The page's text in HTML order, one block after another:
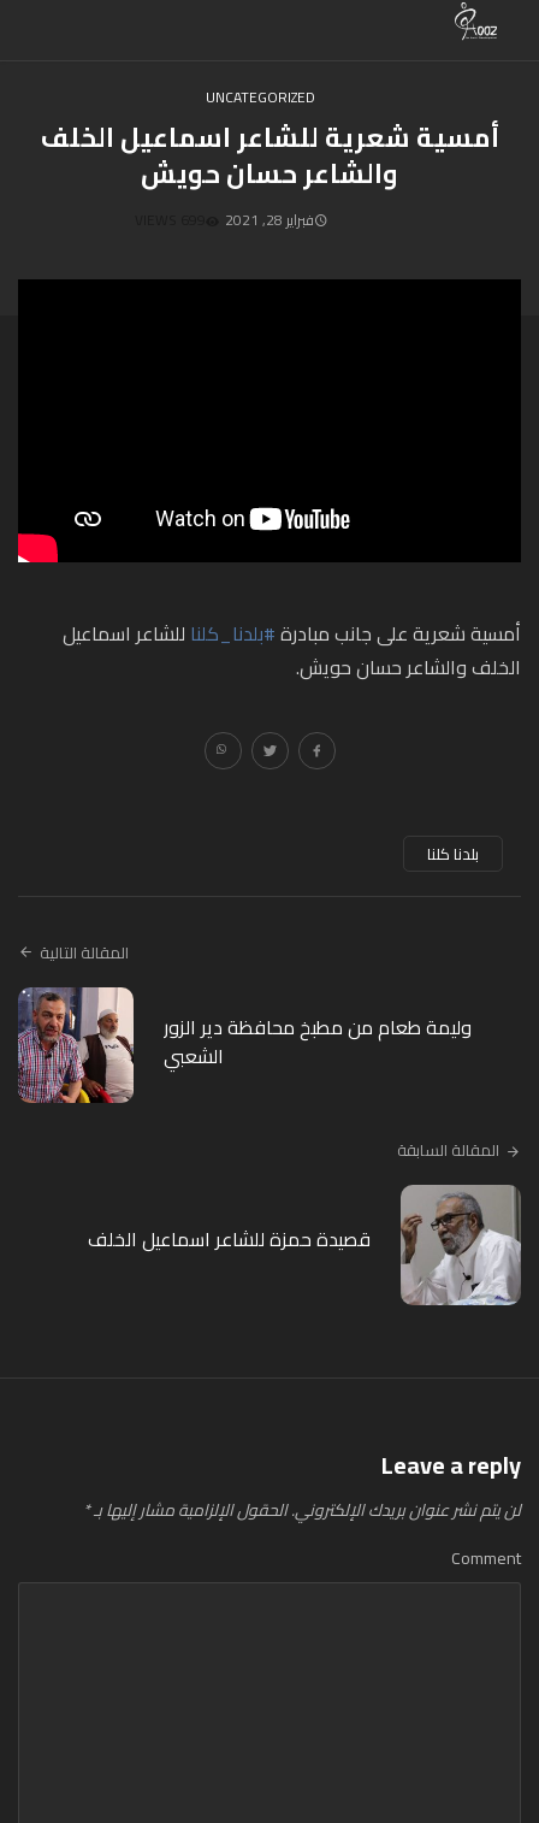
UNCATEGORIZED
أمسية شعرية للشاعر اسماعيل الخلف
والشاعر حسان حويش
فبراير 28, 2021
أمسية شعرية على جانب مبادرة#بلدنا_كلنا للشاعر اسماعيل
الخلف والشاعر حسان حويش.
بلدنا كلنا
المقالة التالية
وليمة طعام من مطبخ محافظة دير الزور
الشعبي
المقالة السابقة
قصيدة حمزة للشاعر اسماعيل الخلف
Leave a reply
لن يتم نشر عنوان بريدك الإلكتروني.الحقول الإلزامية مشار إليها بـ*
Comment